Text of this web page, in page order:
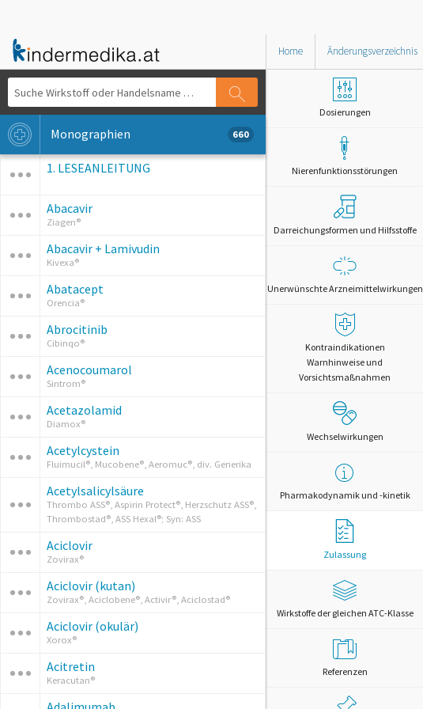
Home Änderungsverzeichnis
Monographien 660
1. LESEANLEITUNG
Abacavir
Ziagen®
Abacavir + Lamivudin
Kivexa®
Abatacept
Orencia®
Abrocitinib
Cibinqo®
Acenocoumarol
Sintrom®
Acetazolamid
Diamox®
Acetylcystein
Fluimucil®, Mucobene®, Aeromuc®, div. Generika
Acetylsalicylsäure
Thrombo ASS®, Aspirin Protect®, Herzschutz ASS®,
Thrombostad®, ASS Hexal®; Syn: ASS
Aciclovir
Zovirax®
Aciclovir (kutan)
Zovirax®, Aciclobene®, Activir®, Aciclostad®
Aciclovir (okulär)
Xorox®
Acitretin
Keracutan®
Dosierungen
Nierenfunktionsstörungen
Darreichungsformen und Hilfsstoffe
Unerwünschte Arzneimittelwirkungen
Kontraindikationen
Warnhinweise und
Vorsichtsmaßnahmen
Wechselwirkungen
Pharmakodynamik und -kinetik
Zulassung
Wirkstoffe der gleichen ATC-Klasse
Referenzen